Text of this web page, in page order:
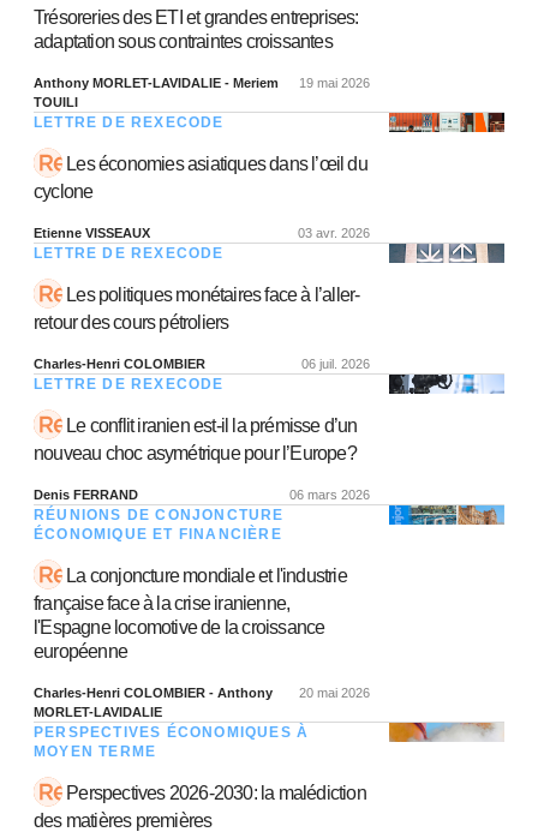
Trésoreries des ETI et grandes entreprises:
adaptation sous contraintes croissantes
Anthony MORLET-LAVIDALIE - Meriem
TOUILI
19 mai 2026
LETTRE DE REXECODE
Les économies asiatiques dans l’œil du
cyclone
Etienne VISSEAUX 03 avr. 2026
LETTRE DE REXECODE
Les politiques monétaires face à l’aller-
retour des cours pétroliers
Charles-Henri COLOMBIER 06 juil. 2026
LETTRE DE REXECODE
Le conflit iranien est-il la prémisse d’un
nouveau choc asymétrique pour l’Europe?
Denis FERRAND 06 mars 2026
RÉUNIONS DE CONJONCTURE
ÉCONOMIQUE ET FINANCIÈRE
La conjoncture mondiale et l'industrie
française face à la crise iranienne,
l'Espagne locomotive de la croissance
européenne
Charles-Henri COLOMBIER - Anthony
MORLET-LAVIDALIE
20 mai 2026
PERSPECTIVES ÉCONOMIQUES À
MOYEN TERME
Perspectives 2026-2030: la malédiction
des matières premières